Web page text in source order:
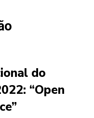
do
“Open